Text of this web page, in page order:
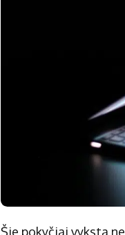
Šie pokyčiai vyksta